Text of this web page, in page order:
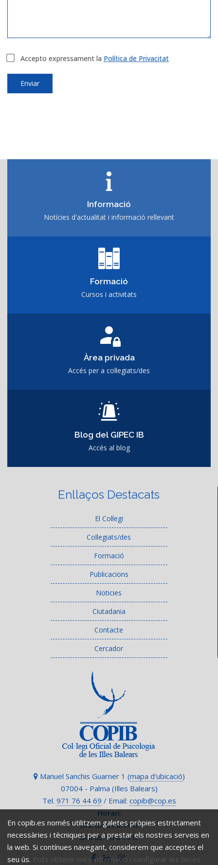
Accepto expressament la Política de Privacitat
Enviar
Informació
Notícies d'actualitat i informació rellevant
Formació
Cursos i activitats
Àrea privada
Accés per a col·legiats/des
Blog del GIPEC IB
Accés al blog
Enllaços Destacats
El Col·legi
Col·legiats/des
Formació
Publicacions
Noticies
Ciutadania
Contacte
Cercador
Manuel Sanchis Guarner 1 (mapa d'ubicació)
07004 - Palma (Illes Balears)
Tel. 971 76 44 69 / Email: copib@cop.es
Horari:
Dl a dv: 09 a 14 h.
Dl a dc: 16 a 19 h.
En copib.es només utilitzem galetes pròpies estrictament
necessàries i tècniques per a prestar els nostres serveis en
la web. Si contínues navegant, considerem que acceptes el
seu ús. Pots obtenir més informació i configurar les teves